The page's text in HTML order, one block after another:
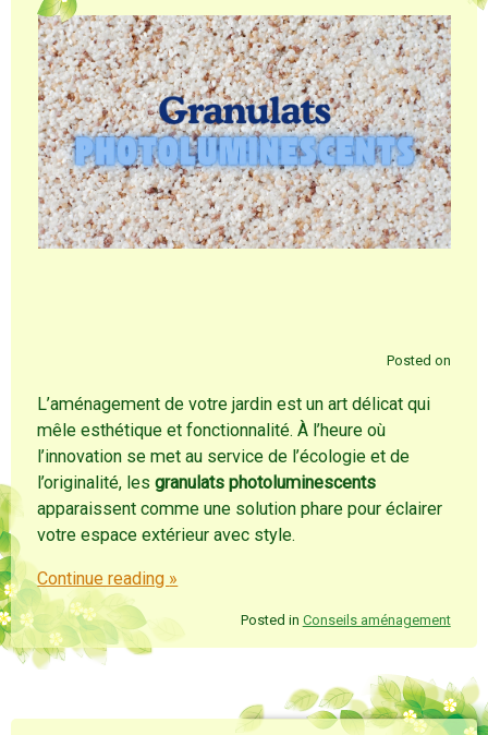
Posted on
L’aménagement de votre jardin est un art délicat qui
mêle esthétique et fonctionnalité. À l’heure où
l’innovation se met au service de l’écologie et de
l’originalité, lesgranulats photoluminescents
apparaissent comme une solution phare pour éclairer
votre espace extérieur avec style.
Continue reading »
Posted in Conseils aménagement